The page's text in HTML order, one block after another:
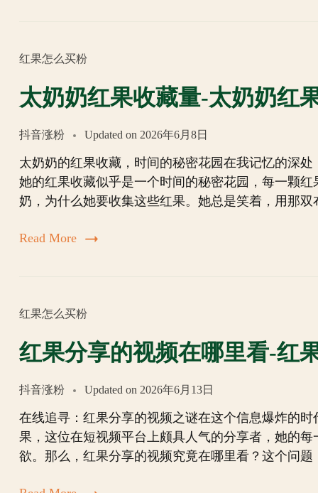
红果怎么买粉
太奶奶红果收藏量-太奶奶红
抖音涨粉 Updated on 2026年6月8日
太奶奶的红果收藏，时间的秘密花园在我记忆的深
她的红果收藏似乎是一个时间的秘密花园，每一颗
奶，为什么她要收集这些红果。她总是笑着，用那
Read More
红果怎么买粉
红果分享的视频在哪里看-红
抖音涨粉 Updated on 2026年6月13日
在线追寻：红果分享的视频之谜在这个信息爆炸的
果，这位在短视频平台上颇具人气的分享者，她的
欲。那么，红果分享的视频究竟在哪里看？这个问题